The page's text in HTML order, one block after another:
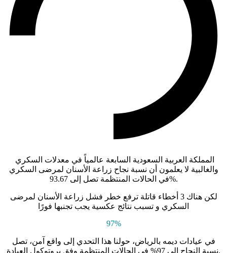
والغالبية لا يعلمون أن نسبة نجاح زراعة الأسنان لمرضى السكري
في الحالات المنتظمة تصل إلى93.67%.
لكن هناك 3 أخطاء قاتلة ترفع خطر فشل زراعة الأسنان لمرضى
السكري و تسبب نتائج عكسية يجب تجنبها فورًا
97%
في عيادات ديمه بالرياض، حولنا هذا التحدي إلى واقع آمن، تصل
نسبة النجاح إلى 97% في الحالات المنتظمة وفق بروتوكول العيادة.